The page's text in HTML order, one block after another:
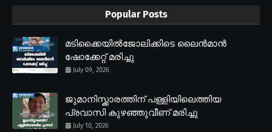
Popular Posts
മടിക്കൈയിൽജോലിക്കിടെ ലൈൻമാൻ
ഷോക്കേറ്റ് മരിച്ചു
July 09, 2026
ജുമാനിസ്ക്കാരത്തിന് പള്ളിയിലെത്തിയ
പ്രവാസി കുഴഞ്ഞുവീണ് മരിച്ചു
July 10, 2026